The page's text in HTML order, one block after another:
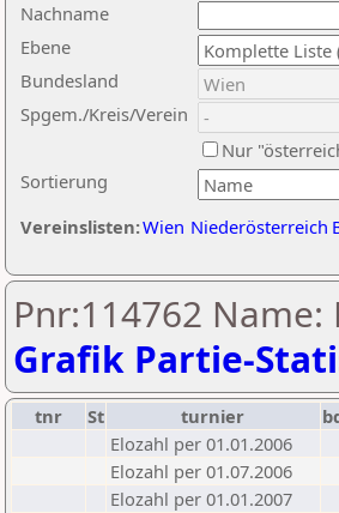
Nachname
Ebene
Sortierung
Bundesland
Spgem./Kreis/Verein
Nur
Vereinslisten:Wien Niederösterreich
Pnr:114762 Name:
Grafik Partie-
tnr St turnier
Elozahl per 01.01.2006
Elozahl per 01.07.2006
Elozahl per 01.01.2007